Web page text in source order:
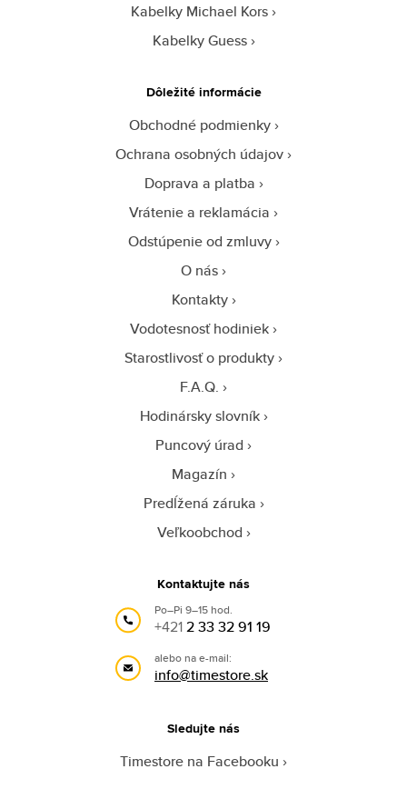
Kabelky Michael Kors
Kabelky Guess
Dôležité informácie
Obchodné podmienky
Ochrana osobných údajov
Doprava a platba
Vrátenie a reklamácia
Odstúpenie od zmluvy
O nás
Kontakty
Vodotesnosť hodiniek
Starostlivosť o produkty
F.A.Q.
Hodinársky slovník
Puncový úrad
Magazín
Predĺžená záruka
Veľkoobchod
Kontaktujte nás
Po–Pi 9–15 hod.
+4212 33 32 91 19
alebo na e-mail:
info@timestore.sk
Sledujte nás
Timestore na Facebooku